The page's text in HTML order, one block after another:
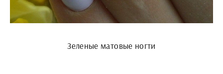
Зеленые матовые ногти